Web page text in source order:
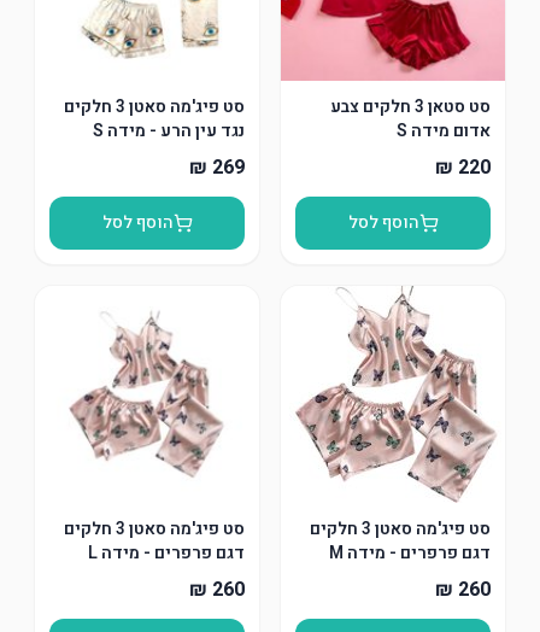
סט סטאן 3 חלקים צבע
אדום מידה S
הוסף לסל
סט פיג'מה סאטן 3 חלקים
נגד עין הרע - מידה S
הוסף לסל
סט פיג'מה סאטן 3 חלקים
דגם פרפרים - מידה M
סט פיג'מה סאטן 3 חלקים
דגם פרפרים - מידה L